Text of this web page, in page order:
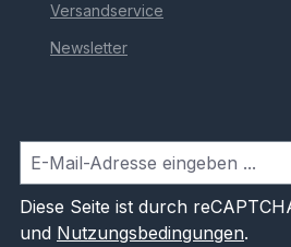
Versandservice
Newsletter
Diese Seite ist durch
und Nutzungsbedingungen.